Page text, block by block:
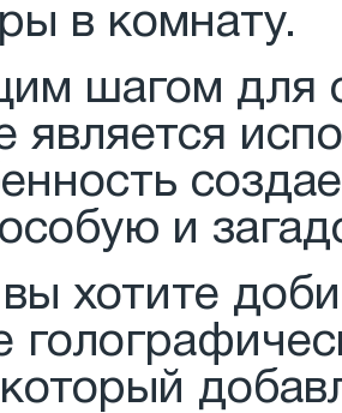
в комнату.
шагом для
является
и
хотите